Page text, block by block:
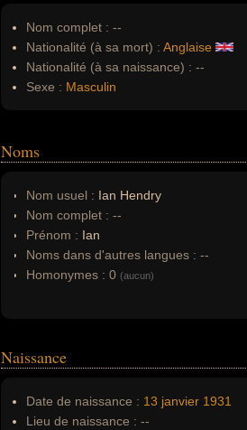
Nom complet : --
Nationalité (à sa mort) : Anglaise
Nationalité (à sa naissance) : --
Sexe : Masculin
Noms
Nom usuel : Ian Hendry
Nom complet : --
Prénom : Ian
Noms dans d'autres langues : --
Homonymes : 0 (aucun)
Naissance
Date de naissance : 13 janvier 1931
Lieu de naissance : --